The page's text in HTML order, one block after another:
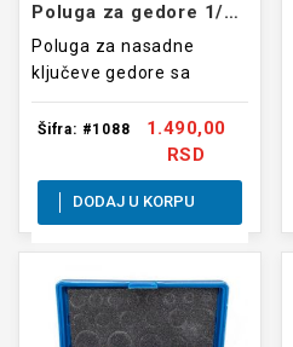
Poluga za gedore 1/2 600mm
Poluga za nasadne
ključeve gedore sa
prikljuckom od 1/2 cola
dužine 600mm
Šifra: #1088
1.490,00
RSD
DODAJ U KORPU